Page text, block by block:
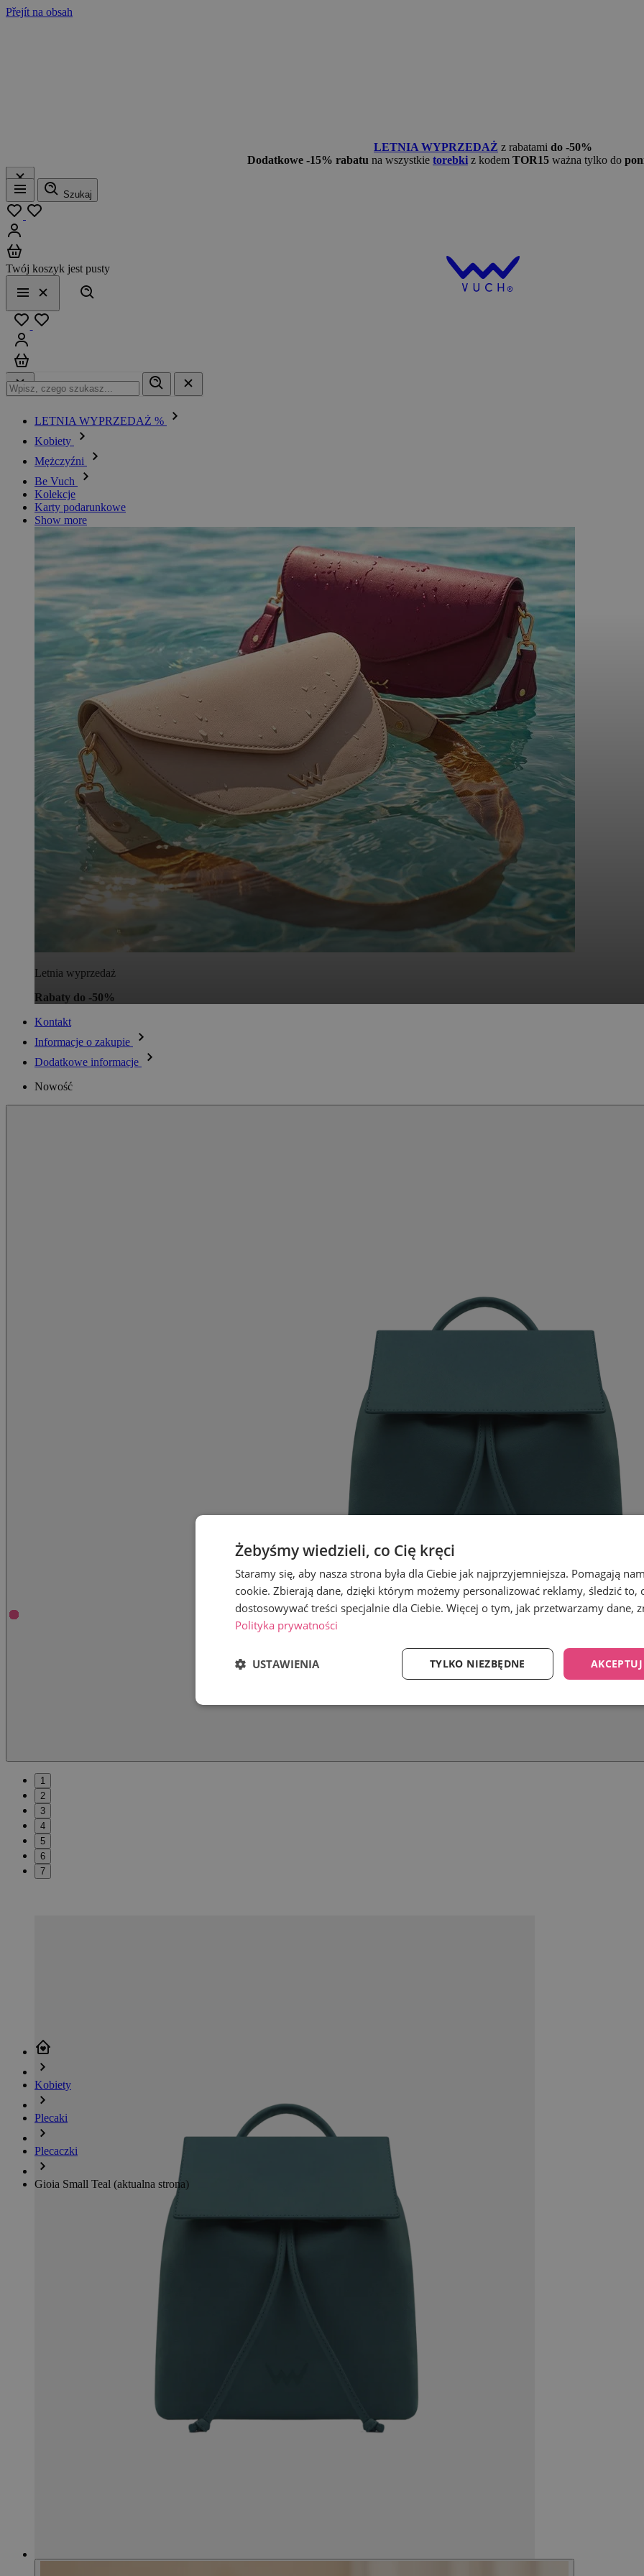
Přejít na obsah
LETNIA WYPRZEDAŻ z rabatami do -50%
Dodatkowe -15% rabatu na wszystkie torebki z kodem TOR15 ważna tylko do
Menu
Szukaj
Twój koszyk jest pusty
Menu
Zamknij
LETNIA WYPRZEDAŻ %
Kobiety
Mężczyźni
Be Vuch
Kolekcje
Karty podarunkowe
Show more
Letnia wyprzedaż
Rabaty do -50%
Kontakt
Informacje o zakupie
Dodatkowe informacje
Kobiety
Plecaki
Plecaczki
Gioia Small Teal (aktualna strona)
Nowość
1
2
3
4
5
6
7
Żebyśmy wiedzieli, co Cię kręci
Staramy się, aby nasza strona była dla Ciebie jak najprzyjemniejsza. Pomagają
cookie. Zbierają dane, dzięki którym możemy personalizować reklamy, śledzić to,
dostosowywać treści specjalnie dla Ciebie. Więcej o tym, jak przetwarzamy dane,
Polityka prywatności
TYLKO NIEZBĘDNE
USTAWIENIA